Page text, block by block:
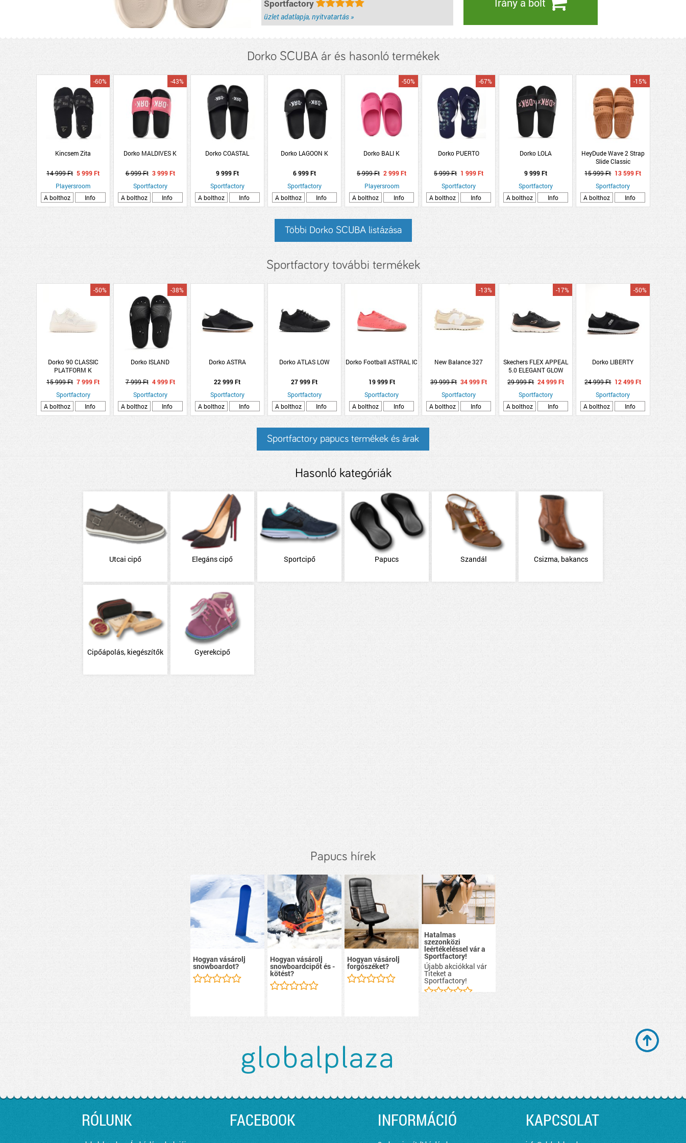
Sportfactory
üzlet adatlapja, nyitvatartás »
Dorko SCUBA ár és hasonló termékek
Kincsem Zita
-60%
14 999 Ft 5 999 Ft
Playersroom
A bolthoz
Info
Dorko MALDIVES K
-43%
6 999 Ft 3 999 Ft
Sportfactory
A bolthoz
Info
Dorko COASTAL
9 999 Ft
Sportfactory
A bolthoz
Info
Dorko LAGOON K
6 999 Ft
Sportfactory
A bolthoz
Info
Dorko BALI K
-50%
5 999 Ft 2 999 Ft
Playersroom
A bolthoz
Info
Dorko PUERTO
-67%
5 999 Ft 1 999 Ft
Sportfactory
A bolthoz
Info
Dorko LOLA
9 999 Ft
Sportfactory
A bolthoz
Info
HeyDude Wave 2 Strap
Slide Classic
-15%
15 999 Ft 13 599 Ft
Sportfactory
A bolthoz
Info
Többi Dorko SCUBA listázása
Sportfactory további termékek
Dorko 90 CLASSIC
PLATFORM K
-50%
15 999 Ft 7 999 Ft
Sportfactory
A bolthoz
Info
Dorko ISLAND
-38%
7 999 Ft 4 999 Ft
Sportfactory
A bolthoz
Info
Dorko ASTRA
22 999 Ft
Sportfactory
A bolthoz
Info
Dorko ATLAS LOW
27 999 Ft
Sportfactory
A bolthoz
Info
Dorko Football ASTRAL IC
19 999 Ft
Sportfactory
A bolthoz
Info
New Balance 327
-13%
39 999 Ft 34 999 Ft
Sportfactory
A bolthoz
Info
Skechers FLEX APPEAL
5.0 ELEGANT GLOW
-17%
29 999 Ft 24 999 Ft
Sportfactory
A bolthoz
Info
Dorko LIBERTY
-50%
24 999 Ft 12 499 Ft
Sportfactory
A bolthoz
Info
Sportfactory papucs termékek és árak
Hasonló kategóriák
Utcai cipő Elegáns cipő Sportcipő Papucs Szandál Csizma, bakancs
Cipőápolás, kiegészítők Gyerekcipő
Papucs hírek
Hogyan vásárolj
snowboardot?
Hogyan vásárolj
snowboardcipőt és -
kötést?
Hogyan vásárolj
forgószéket?
Hatalmas
szezonközi
leértékeléssel vár a
Sportfactory!
Újabb akciókkal vár
Titeket a
Sportfactory!
RÓLUNK FACEBOOK INFORMÁCIÓ KAPCSOLAT